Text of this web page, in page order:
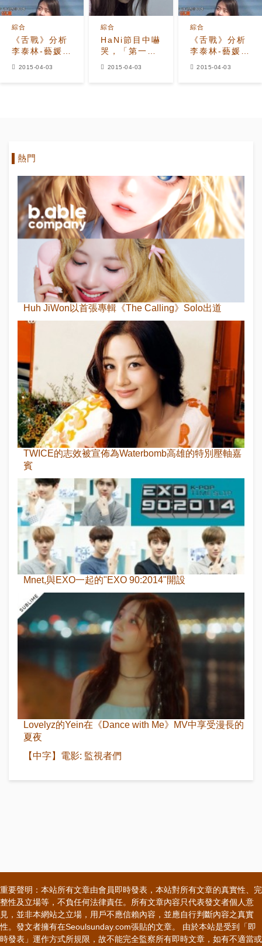
《舌戰》分析
李泰林-藝媛事
綜合
2015-04-03
HaNi節目中嚇
哭，「第一次
綜合
2015-04-03
《舌戰》分析
李泰林-藝媛事
綜合
2015-04-03
熱門
Huh JiWon以首張專輯《The Calling》Solo出道
TWICE的志效被宣佈為Waterbomb高雄的特別壓軸嘉
賓
Mnet,與EXO一起的"EXO 90:2014"開設
Lovelyz的Yein在《Dance with Me》MV中享受漫長的
夏夜
【中字】電影: 監視者們
重要聲明：本站所有文章由會員即時發表，本站對所有文章的真實性、完
整性及立場等，不負任何法律責任。所有文章內容只代表發文者個人意
見，並非本網站之立場，用戶不應信賴內容，並應自行判斷內容之真實
性。發文者擁有在Seoulsunday.com張貼的文章。 由於本站是受到「即
時發表」運作方式所規限，故不能完全監察所有即時文章，如有不適當或